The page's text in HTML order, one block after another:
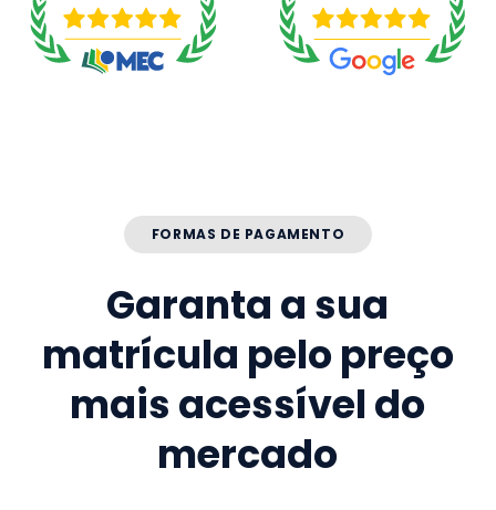
FORMAS DE PAGAMENTO
Garanta a sua
matrícula pelo preço
mais acessível do
mercado